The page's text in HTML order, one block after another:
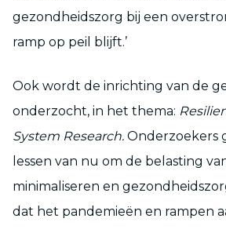
gezondheidszorg bij een
ramp op peil blijft.’
Ook wordt de inrichting van de
onderzocht, in het thema:
System Research. Onderzoekers
lessen van nu om de belasting
minimaliseren en
dat het pandemieën en rampen